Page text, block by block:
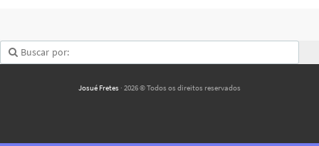
Josué Fretes · 2026 © Todos os direitos reservados